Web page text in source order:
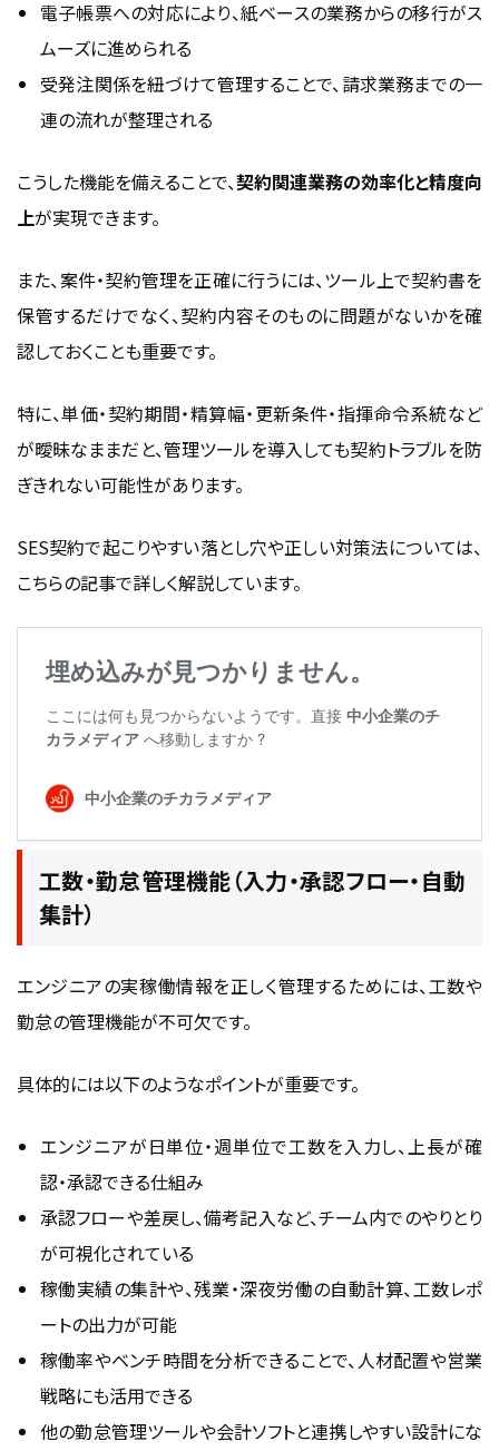
電子帳票への対応により、紙ベースの業務からの移行がス
ムーズに進められる
受発注関係を紐づけて管理することで、請求業務までの一
連の流れが整理される
こうした機能を備えることで、契約関連業務の効率化と精度向
上が実現できます。
また、案件・契約管理を正確に行うには、ツール上で契約書を
保管するだけでなく、契約内容そのものに問題がないかを確
認しておくことも重要です。
特に、単価・契約期間・精算幅・更新条件・指揮命令系統など
が曖昧なままだと、管理ツールを導入しても契約トラブルを防
ぎきれない可能性があります。
SES契約で起こりやすい落とし穴や正しい対策法については、
こちらの記事で詳しく解説しています。
工数・勤怠管理機能（入力・承認フロー・自動
集計）
エンジニアの実稼働情報を正しく管理するためには、工数や
勤怠の管理機能が不可欠です。
具体的には以下のようなポイントが重要です。
エンジニアが日単位・週単位で工数を入力し、上長が確
認・承認できる仕組み
承認フローや差戻し、備考記入など、チーム内でのやりとり
が可視化されている
稼働実績の集計や、残業・深夜労働の自動計算、工数レポ
ートの出力が可能
稼働率やベンチ時間を分析できることで、人材配置や営業
戦略にも活用できる
他の勤怠管理ツールや会計ソフトと連携しやすい設計にな